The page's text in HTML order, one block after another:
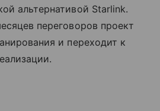
альтернативой Starlink.
переговоров проект
и переходит к